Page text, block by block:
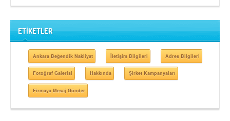
ETİKETLER
Ankara Beğendik Nakliyat İletişim Bilgileri Adres Bilgileri
Fotoğraf Galerisi Hakkında Şirket Kampanyaları
Firmaya Mesaj Gönder